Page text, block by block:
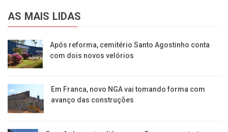
AS MAIS LIDAS
Após reforma, cemitério Santo Agostinho conta
com dois novos velórios
Em Franca, novo NGA vai tomando forma com
avanço das construções